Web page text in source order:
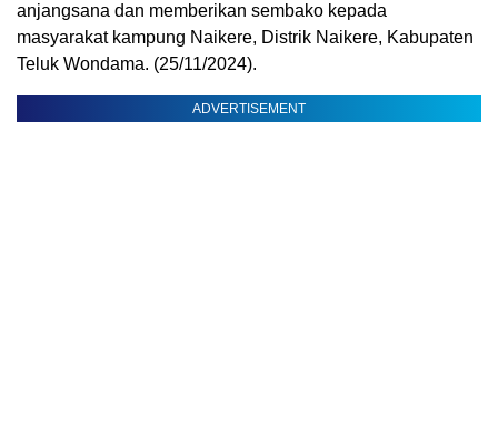
anjangsana dan memberikan sembako kepada
masyarakat kampung Naikere, Distrik Naikere, Kabupaten
Teluk Wondama. (25/11/2024).
ADVERTISEMENT